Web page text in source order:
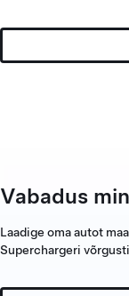
Vabadus
Laadige oma autot
Superchargeri